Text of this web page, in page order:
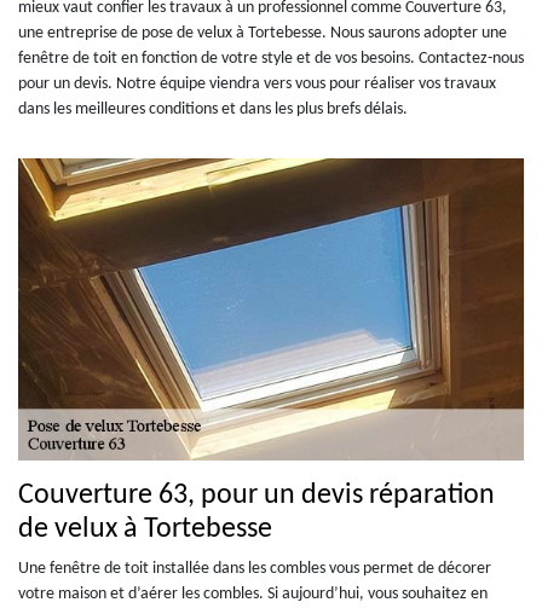
mieux vaut confier les travaux à un professionnel comme Couverture 63,
une entreprise de pose de velux à Tortebesse. Nous saurons adopter une
fenêtre de toit en fonction de votre style et de vos besoins. Contactez-nous
pour un devis. Notre équipe viendra vers vous pour réaliser vos travaux
dans les meilleures conditions et dans les plus brefs délais.
Couverture 63, pour un devis réparation
de velux à Tortebesse
Une fenêtre de toit installée dans les combles vous permet de décorer
votre maison et d’aérer les combles. Si aujourd’hui, vous souhaitez en